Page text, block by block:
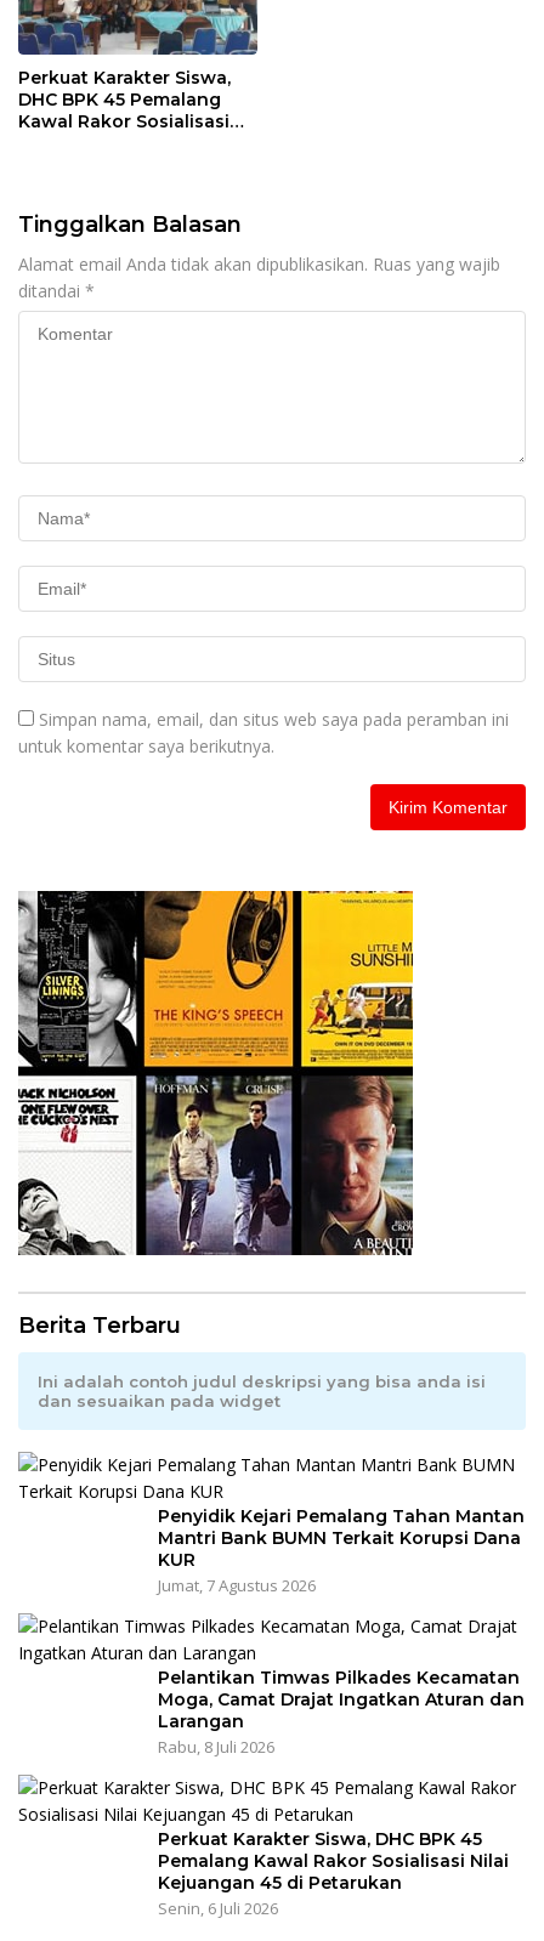
Perkuat Karakter Siswa,
DHC BPK 45 Pemalang
Kawal Rakor Sosialisasi
Tinggalkan Balasan
Alamat email Anda tidak akan dipublikasikan. Ruas yang wajib
ditandai *
Simpan nama, email, dan situs web saya pada peramban ini
untuk komentar saya berikutnya.
Berita Terbaru
Ini adalah contoh judul deskripsi yang bisa anda isi
dan sesuaikan pada widget
Penyidik Kejari Pemalang Tahan Mantan
Mantri Bank BUMN Terkait Korupsi Dana
KUR
Jumat, 7 Agustus 2026
Pelantikan Timwas Pilkades Kecamatan
Moga, Camat Drajat Ingatkan Aturan dan
Larangan
Rabu, 8 Juli 2026
Perkuat Karakter Siswa, DHC BPK 45
Pemalang Kawal Rakor Sosialisasi Nilai
Kejuangan 45 di Petarukan
Senin, 6 Juli 2026